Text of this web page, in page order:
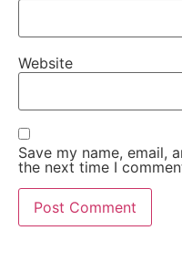
Website
Save my name, email,
the next time I